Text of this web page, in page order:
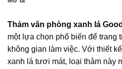
Thảm văn phòng xanh lá
một lựa chọn phổ biến để trang
không gian làm việc. Với thiết
xanh lá tươi mát, loại thảm này